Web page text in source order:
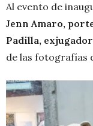
Al evento de
Jenn Amaro,
Padilla,
de las fotografías